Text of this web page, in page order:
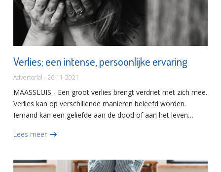
Verlies; een intense, persoonlijke ervaring
Advertorial - 26-11-2021
MAASSLUIS - Een groot verlies brengt verdriet met zich mee.
Verlies kan op verschillende manieren beleefd worden.
Iemand kan een geliefde aan de dood of aan het leven
kan...
Lees meer